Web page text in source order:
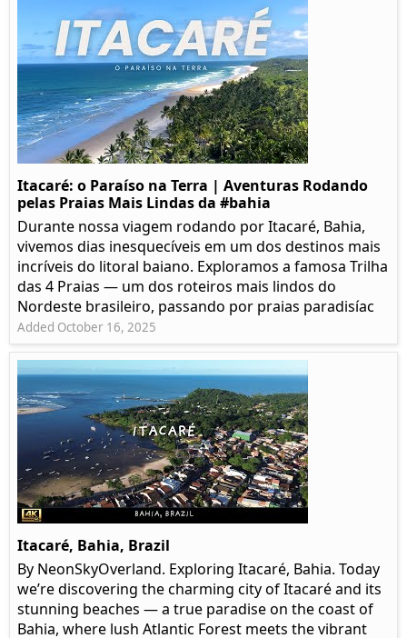
Itacaré: o Paraíso na Terra | Aventuras Rodando
pelas Praias Mais Lindas da #bahia
Durante nossa viagem rodando por Itacaré, Bahia,
vivemos dias inesquecíveis em um dos destinos mais
incríveis do litoral baiano. Exploramos a famosa Trilha
das 4 Praias — um dos roteiros mais lindos do
Nordeste brasileiro, passando por praias paradisíac
Added October 16, 2025
Itacaré, Bahia, Brazil
By NeonSkyOverland. Exploring Itacaré, Bahia. Today
we’re discovering the charming city of Itacaré and its
stunning beaches — a true paradise on the coast of
Bahia, where lush Atlantic Forest meets the vibrant